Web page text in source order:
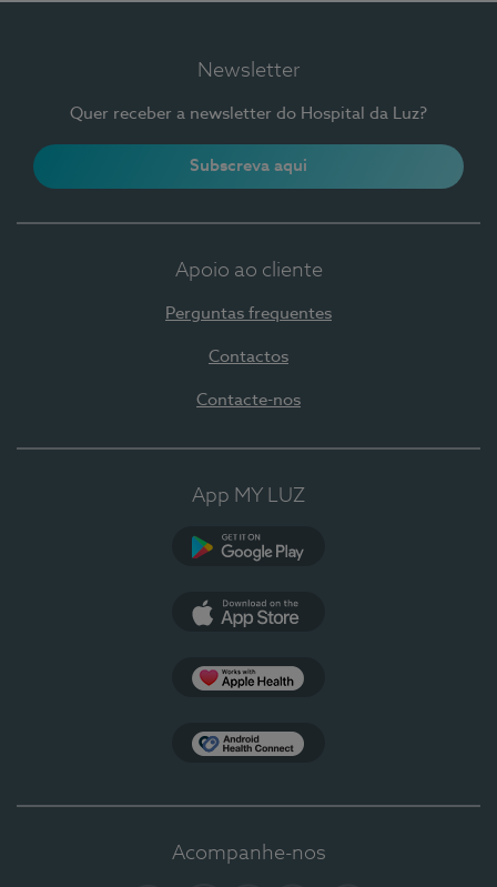
Newsletter
Quer receber a newsletter do Hospital da Luz?
Subscreva aqui
Apoio ao cliente
Perguntas frequentes
Contactos
Contacte-nos
App MY LUZ
Acompanhe-nos